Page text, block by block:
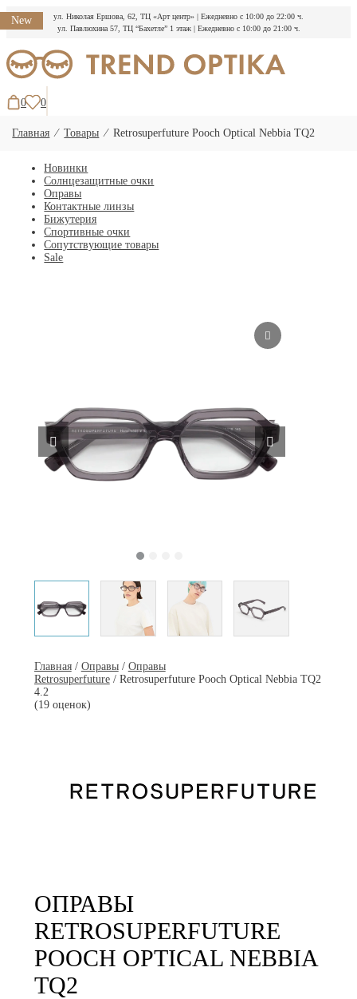
ул. Николая Ершова, 62, ТЦ «Арт центр» | Ежедневно с 10:00 до 22:00 ч.
ул. Павлюхина 57, ТЦ “Бахетле” 1 этаж | Ежедневно с 10:00 до 21:00 ч.
к
содержимому
0 0
Главная ⁄Товары ⁄Retrosuperfuture Pooch Optical Nebbia TQ2
Новинки
Солнцезащитные очки
Оправы
Контактные линзы
Бижутерия
Спортивные очки
Сопутствующие товары
Sale
New
Главная/ Оправы/ Оправы
Retrosuperfuture/ Retrosuperfuture Pooch Optical Nebbia TQ2
4.2
(19 оценок)
ОПРАВЫ
RETROSUPERFUTURE
POOCH OPTICAL NEBBIA
TQ2